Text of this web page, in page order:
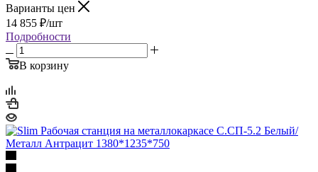
Варианты цен
14 855 ₽/шт
Подробности
В корзину